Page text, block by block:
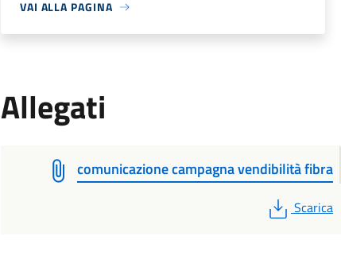
VAI ALLA PAGINA
Allegati
comunicazione campagna vendibilità fibra
PDF
Scarica